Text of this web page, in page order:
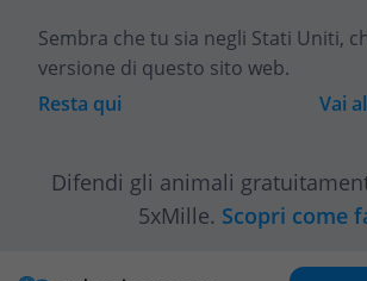
Sembra che tu sia negli Stati Uniti,
versione di questo sito web.
Resta qui
Vai
Difendi gli animali
5xMille. Scopri come